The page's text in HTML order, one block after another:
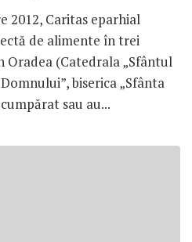
2012, Caritas eparhial
de alimente în trei
Oradea (Catedrala „Sfântul
biserica „Sfânta
sau au...